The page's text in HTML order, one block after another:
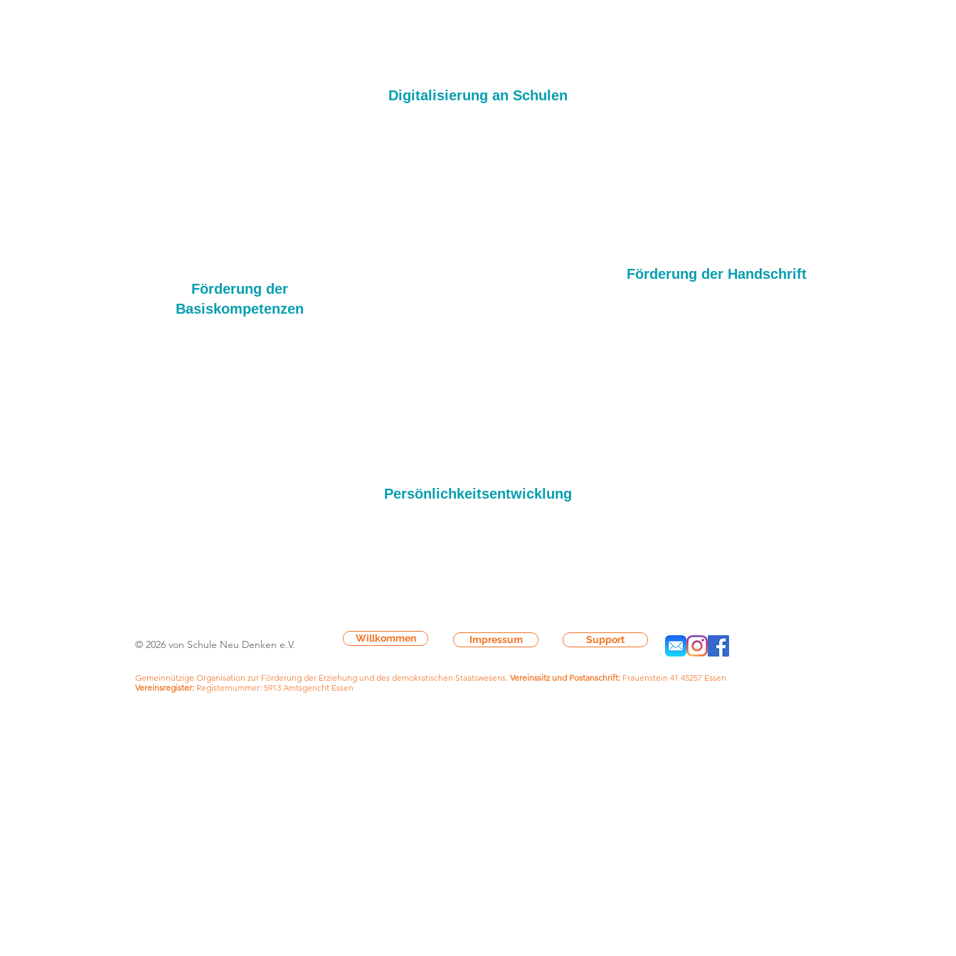
Digitalisierung an Schulen
Förderung der
Basiskompetenzen
Förderung der Handschrift
Persönlichkeitsentwicklung
© 2026 von Schule Neu Denken e.V.
Gemeinnützige Organisation zur Förderung der Erziehung und des demokratischen Staatswesens. Vereinssitz und Postanschrift: Frauenstein 41 45257 Essen
Vereinsregister: Registernummer: 5913 Amtsgericht Essen
Impressum
Willkommen Support